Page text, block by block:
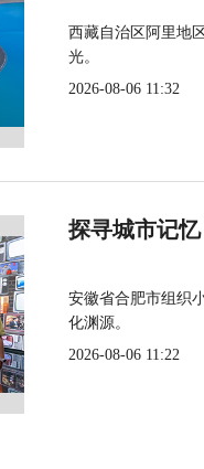
西藏自治区阿里地
光。
2026-08-06 11:32
探寻城市记
安徽省合肥市组织
化渊源。
2026-08-06 11:22